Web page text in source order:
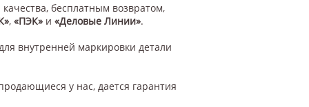
бесплатным возвратом,
, «ПЭК» и «Деловые Линии».
внутренней маркировки детали
у нас, дается гарантия